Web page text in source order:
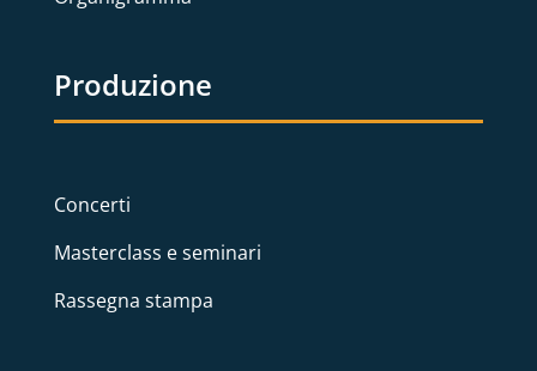
Produzione
Concerti
Masterclass e seminari
Rassegna stampa